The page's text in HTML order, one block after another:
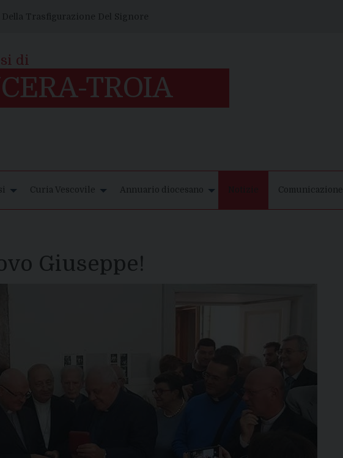
Della Trasfigurazione Del Signore
Curia Vescovile Annuario diocesano Notizie Comunicazione
Giuseppe!